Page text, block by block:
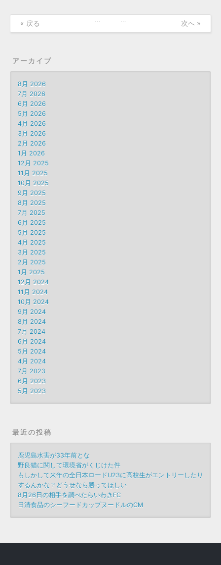
« 戻る 次へ »
アーカイブ
8月 2026
7月 2026
6月 2026
5月 2026
4月 2026
3月 2026
2月 2026
1月 2026
12月 2025
11月 2025
10月 2025
9月 2025
8月 2025
7月 2025
6月 2025
5月 2025
4月 2025
3月 2025
2月 2025
1月 2025
12月 2024
11月 2024
10月 2024
9月 2024
8月 2024
7月 2024
6月 2024
5月 2024
4月 2024
7月 2023
6月 2023
5月 2023
最近の投稿
鹿児島水害が33年前とな
野良猫に関して環境省がくじけた件
もしかして来年の全日本ロードU23に高校生がエントリーしたり
するんかな？どうせなら勝ってほしい
8月26日の相手を調べたらいわきFC
日清食品のシーフードカップヌードルのCM